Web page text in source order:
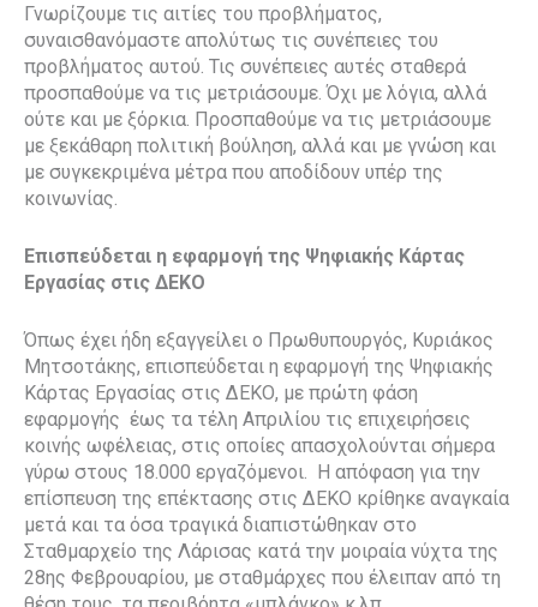
Γνωρίζουμε τις αιτίες του προβλήματος,
συναισθανόμαστε απολύτως τις συνέπειες του
προβλήματος αυτού. Τις συνέπειες αυτές σταθερά
προσπαθούμε να τις μετριάσουμε. Όχι με λόγια, αλλά
ούτε και με ξόρκια. Προσπαθούμε να τις μετριάσουμε
με ξεκάθαρη πολιτική βούληση, αλλά και με γνώση και
με συγκεκριμένα μέτρα που αποδίδουν υπέρ της
κοινωνίας.
Επισπεύδεται η εφαρμογή της Ψηφιακής Κάρτας
Εργασίας στις ΔΕΚΟ
Όπως έχει ήδη εξαγγείλει ο Πρωθυπουργός, Κυριάκος
Μητσοτάκης, επισπεύδεται η εφαρμογή της Ψηφιακής
Κάρτας Εργασίας στις ΔΕΚΟ, με πρώτη φάση
εφαρμογής έως τα τέλη Απριλίου τις επιχειρήσεις
κοινής ωφέλειας, στις οποίες απασχολούνται σήμερα
γύρω στους 18.000 εργαζόμενοι. Η απόφαση για την
επίσπευση της επέκτασης στις ΔΕΚΟ κρίθηκε αναγκαία
μετά και τα όσα τραγικά διαπιστώθηκαν στο
Σταθμαρχείο της Λάρισας κατά την μοιραία νύχτα της
28ης Φεβρουαρίου, με σταθμάρχες που έλειπαν από τη